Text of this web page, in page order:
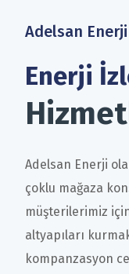
Adelsan Enerji
Enerji
Adelsan Enerji
çoklu mağaza
müşterilerimiz
altyapıları
kompanzasyon